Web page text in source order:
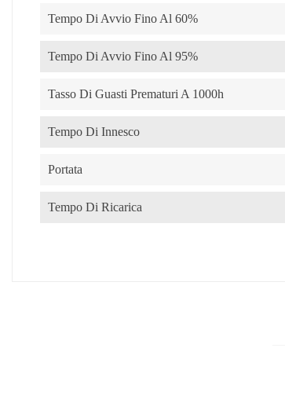
Tempo Di Avvio Fino Al 60%
Tempo Di Avvio Fino Al 95%
Tasso Di Guasti Prematuri A 1000h
Tempo Di Innesco
Portata
Tempo Di Ricarica